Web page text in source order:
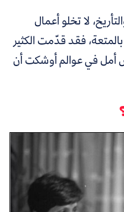
لا تخلو أعمال
فقد قدّمت الكثير
أمل في عوالم أوشكت أن